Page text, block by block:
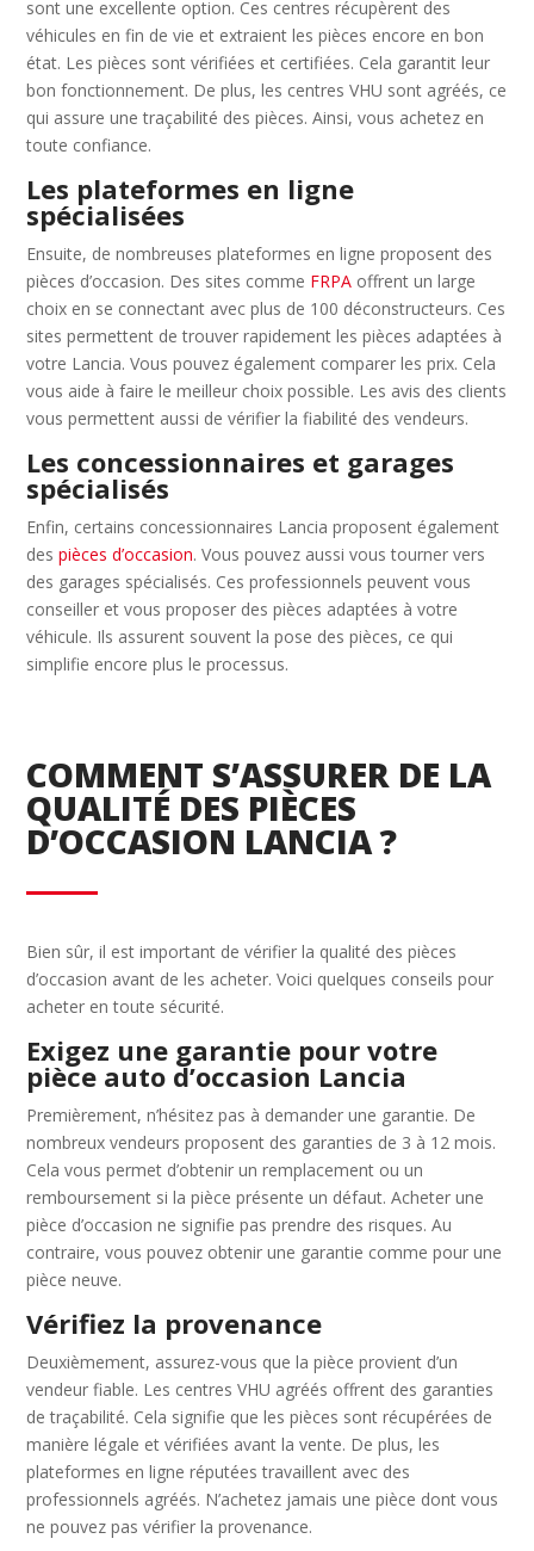
sont une excellente option. Ces centres récupèrent des
véhicules en fin de vie et extraient les pièces encore en bon
état. Les pièces sont vérifiées et certifiées. Cela garantit leur
bon fonctionnement. De plus, les centres VHU sont agréés, ce
qui assure une traçabilité des pièces. Ainsi, vous achetez en
toute confiance.
Les plateformes en ligne
spécialisées
Ensuite, de nombreuses plateformes en ligne proposent des
pièces d’occasion. Des sites comme FRPA offrent un large
choix en se connectant avec plus de 100 déconstructeurs. Ces
sites permettent de trouver rapidement les pièces adaptées à
votre Lancia. Vous pouvez également comparer les prix. Cela
vous aide à faire le meilleur choix possible. Les avis des clients
vous permettent aussi de vérifier la fiabilité des vendeurs.
Les concessionnaires et garages
spécialisés
Enfin, certains concessionnaires Lancia proposent également
des pièces d’occasion. Vous pouvez aussi vous tourner vers
des garages spécialisés. Ces professionnels peuvent vous
conseiller et vous proposer des pièces adaptées à votre
véhicule. Ils assurent souvent la pose des pièces, ce qui
simplifie encore plus le processus.
COMMENT S’ASSURER DE LA
QUALITÉ DES PIÈCES
D’OCCASION LANCIA ?
Bien sûr, il est important de vérifier la qualité des pièces
d’occasion avant de les acheter. Voici quelques conseils pour
acheter en toute sécurité.
Exigez une garantie pour votre
pièce auto d’occasion Lancia
Premièrement, n’hésitez pas à demander une garantie. De
nombreux vendeurs proposent des garanties de 3 à 12 mois.
Cela vous permet d’obtenir un remplacement ou un
remboursement si la pièce présente un défaut. Acheter une
pièce d’occasion ne signifie pas prendre des risques. Au
contraire, vous pouvez obtenir une garantie comme pour une
pièce neuve.
Vérifiez la provenance
Deuxièmement, assurez-vous que la pièce provient d’un
vendeur fiable. Les centres VHU agréés offrent des garanties
de traçabilité. Cela signifie que les pièces sont récupérées de
manière légale et vérifiées avant la vente. De plus, les
plateformes en ligne réputées travaillent avec des
professionnels agréés. N’achetez jamais une pièce dont vous
ne pouvez pas vérifier la provenance.